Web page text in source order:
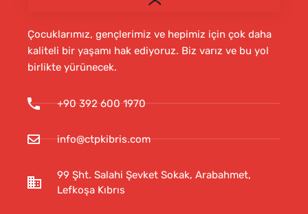
Çocuklarımız, gençlerimiz ve hepimiz için çok daha
kaliteli bir yaşamı hak ediyoruz. Biz varız ve bu yol
birlikte yürünecek.
+90 392 600 1970
info@ctpkibris.com
99 Şht. Salahi Şevket Sokak, Arabahmet,
Lefkoşa Kıbrıs